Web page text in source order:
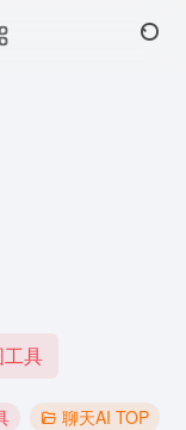
具
聊天AI TOP